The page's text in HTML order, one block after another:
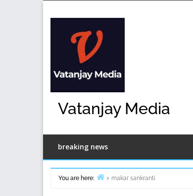
Vatanjay Media
breaking news
You are here:
makar sankranti